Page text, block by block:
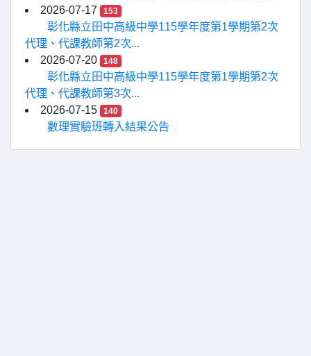
2026-07-17
153
彰化縣立田中高級中學115學年度第1學期第2次
代理、代課教師第2次...
2026-07-20
148
彰化縣立田中高級中學115學年度第1學期第2次
代理、代課教師第3次...
2026-07-15
140
數理實驗班轉入結果公告